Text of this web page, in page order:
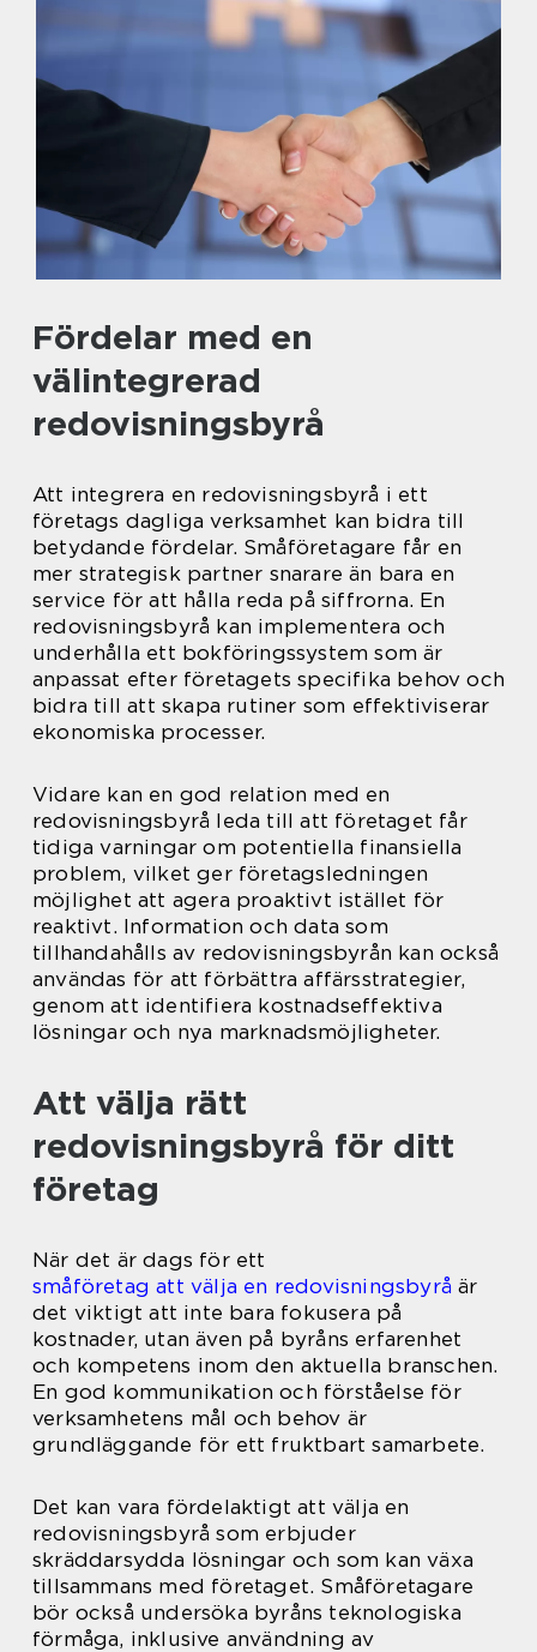
Fördelar med en
välintegrerad
redovisningsbyrå
Att integrera en redovisningsbyrå i ett
företags dagliga verksamhet kan bidra till
betydande fördelar. Småföretagare får en
mer strategisk partner snarare än bara en
service för att hålla reda på siffrorna. En
redovisningsbyrå kan implementera och
underhålla ett bokföringssystem som är
anpassat efter företagets specifika behov och
bidra till att skapa rutiner som effektiviserar
ekonomiska processer.
Vidare kan en god relation med en
redovisningsbyrå leda till att företaget får
tidiga varningar om potentiella finansiella
problem, vilket ger företagsledningen
möjlighet att agera proaktivt istället för
reaktivt. Information och data som
tillhandahålls av redovisningsbyrån kan också
användas för att förbättra affärsstrategier,
genom att identifiera kostnadseffektiva
lösningar och nya marknadsmöjligheter.
Att välja rätt
redovisningsbyrå för ditt
företag
När det är dags för ett
småföretag att välja en redovisningsbyrå är
det viktigt att inte bara fokusera på
kostnader, utan även på byråns erfarenhet
och kompetens inom den aktuella branschen.
En god kommunikation och förståelse för
verksamhetens mål och behov är
grundläggande för ett fruktbart samarbete.
Det kan vara fördelaktigt att välja en
redovisningsbyrå som erbjuder
skräddarsydda lösningar och som kan växa
tillsammans med företaget. Småföretagare
bör också undersöka byråns teknologiska
förmåga, inklusive användning av